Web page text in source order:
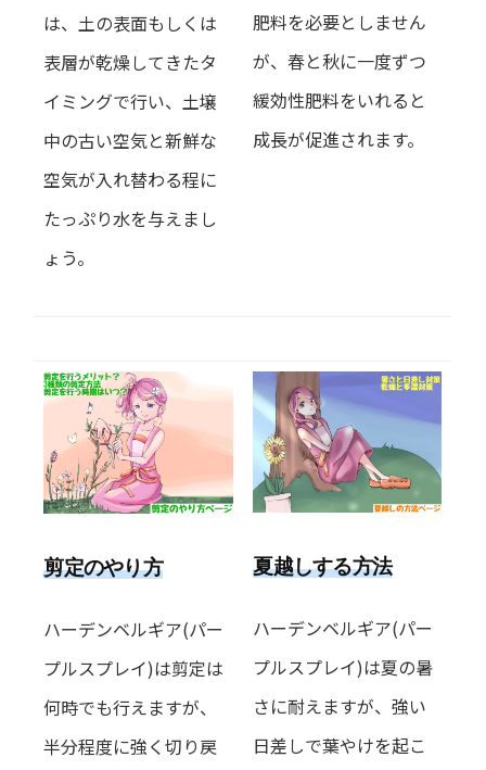
は、土の表面もしくは
表層が乾燥してきたタ
イミングで行い、土壌
中の古い空気と新鮮な
空気が入れ替わる程に
たっぷり水を与えまし
ょう。
肥料を必要としません
が、春と秋に一度ずつ
緩効性肥料をいれると
成長が促進されます。
剪定のやり方
ハーデンベルギア(パー
プルスプレイ)は剪定は
何時でも行えますが、
半分程度に強く切り戻
夏越しする方法
ハーデンベルギア(パー
プルスプレイ)は夏の暑
さに耐えますが、強い
日差しで葉やけを起こ